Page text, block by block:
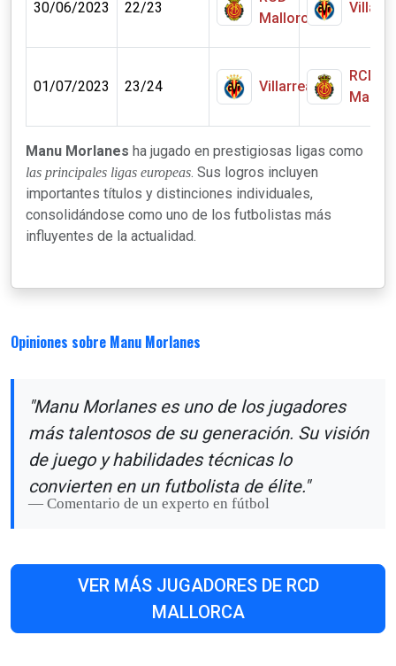
30/06/2023 22/23
Mallorca
01/07/2023 23/24 Villarreal
RCD
Manu Morlanes ha jugado en prestigiosas ligas como
las principales ligas europeas. Sus logros incluyen
importantes títulos y distinciones individuales,
consolidándose como uno de los futbolistas más
influyentes de la actualidad.
Opiniones sobre Manu Morlanes
"Manu Morlanes es uno de los jugadores
más talentosos de su generación. Su visión
de juego y habilidades técnicas lo
convierten en un futbolista de élite."
Comentario de un experto en fútbol
VER MÁS JUGADORES DE RCD
MALLORCA